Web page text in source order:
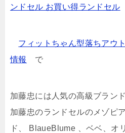
ンドセル お買い得ランドセル
フィットちゃん型落ちアウ
情報
で
加藤忠には人気の高級ブラン
加藤忠のランドセルのメゾピ
ド、 BlaueBlume 、ベベ、オ